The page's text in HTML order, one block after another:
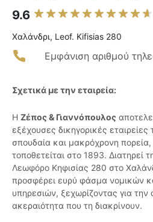
9.6
Χαλάνδρι, Leof. Kifisias 280
Εμφάνιση αριθμού
Σχετικά με την εταιρεία:
Η Ζέπος & Γιαννόπουλος
εξέχουσες δικηγορικές
σπουδαία και μακρόχρονη
τοποθετείται στο 1893. Διατηρεί
Λεωφόρο Κηφισίας 280 στο
προσφέρει ευρύ φάσμα νομικών
υπηρεσιών, ξεχωρίζοντας για την
ακεραιότητα που τη διακρίνουν.